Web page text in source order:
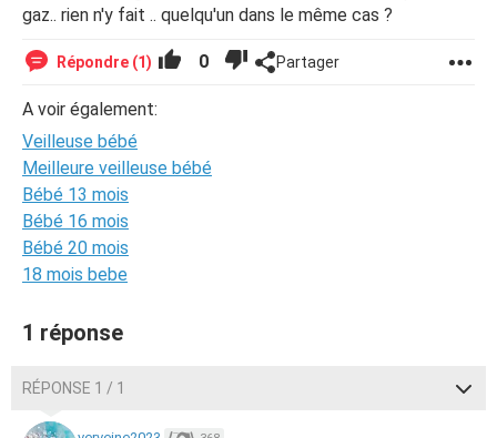
gaz.. rien n'y fait .. quelqu'un dans le même cas ?
Répondre (1) 0 Partager
A voir également:
Veilleuse bébé
Meilleure veilleuse bébé
Bébé 13 mois
Bébé 16 mois
Bébé 20 mois
18 mois bebe
1 réponse
RÉPONSE 1 / 1